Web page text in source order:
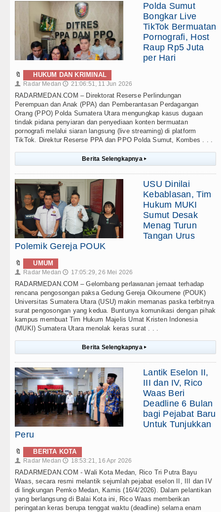
Polda Sumut
Bongkar Live
TikTok Bermuatan
Pornografi, Host
Raup Rp5 Juta
per Hari
🔖 HUKUM DAN KRIMINAL
👤 Radar Medan 🕔 21:06:51, 11 Jun 2026
RADARMEDAN.COM – Direktorat Reserse Perlindungan
Perempuan dan Anak (PPA) dan Pemberantasan Perdagangan
Orang (PPO) Polda Sumatera Utara mengungkap kasus dugaan
tindak pidana penyiaran dan penyediaan konten bermuatan
pornografi melalui siaran langsung (live streaming) di platform
TikTok. Direktur Reserse PPA dan PPO Polda Sumut, Kombes . . .
Berita Selengkapnya ▸
USU Dinilai
Kebablasan, Tim
Hukum MUKI
Sumut Desak
Menag Turun
Tangan Urus
Polemik Gereja POUK
🔖 UMUM
👤 Radar Medan 🕔 17:05:29, 26 Mei 2026
RADARMEDAN.COM – Gelombang perlawanan jemaat terhadap
rencana pengosongan paksa Gedung Gereja Oikoumene (POUK)
Universitas Sumatera Utara (USU) makin memanas paska terbitnya
surat pengosongan yang kedua. Buntunya komunikasi dengan pihak
kampus membuat Tim Hukum Majelis Umat Kristen Indonesia
(MUKI) Sumatera Utara menolak keras surat . . .
Berita Selengkapnya ▸
Lantik Eselon II,
III dan IV, Rico
Waas Beri
Deadline 6 Bulan
bagi Pejabat Baru
Untuk Tunjukkan
Peru
🔖 BERITA KOTA
👤 Radar Medan 🕔 18:53:21, 16 Apr 2026
RADARMEDAN.COM - Wali Kota Medan, Rico Tri Putra Bayu
Waas, secara resmi melantik sejumlah pejabat eselon II, III dan IV
di lingkungan Pemko Medan, Kamis (16/4/2026). Dalam pelantikan
yang berlangsung di Balai Kota ini, Rico Waas memberikan
peringatan keras berupa tenggat waktu (deadline) selama enam